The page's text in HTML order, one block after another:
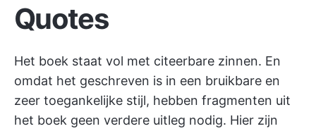
Quotes
Het boek staat vol met citeerbare zinnen. En
omdat het geschreven is in een bruikbare en
zeer toegankelijke stijl, hebben fragmenten uit
het boek geen verdere uitleg nodig. Hier zijn